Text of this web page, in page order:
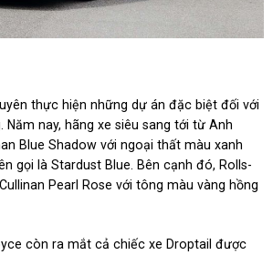
thực hiện những dự án đặc biệt đối với
Năm nay, hãng xe siêu sang tới từ Anh
Blue Shadow với ngoại thất màu xanh
gọi là Stardust Blue. Bên cạnh đó, Rolls-
Pearl Rose với tông màu vàng hồng
còn ra mắt cả chiếc xe Droptail được